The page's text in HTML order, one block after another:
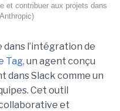
et contribuer aux projets dans
l’intégration de
Tag, un agent conçu
Slack comme un
Cet outil
et